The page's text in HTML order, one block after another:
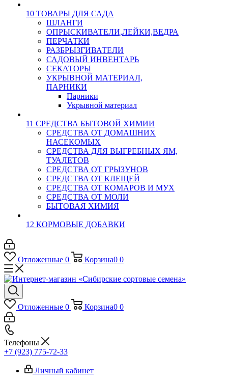
10 ТОВАРЫ ДЛЯ САДА
ШЛАНГИ
ОПРЫСКИВАТЕЛИ,ЛЕЙКИ,ВЕДРА
ПЕРЧАТКИ
РАЗБРЫЗГИВАТЕЛИ
САДОВЫЙ ИНВЕНТАРЬ
СЕКАТОРЫ
УКРЫВНОЙ МАТЕРИАЛ,
ПАРНИКИ
Парники
Укрывной материал
11 СРЕДСТВА БЫТОВОЙ ХИМИИ
СРЕДСТВА ОТ ДОМАШНИХ
НАСЕКОМЫХ
СРЕДСТВА ДЛЯ ВЫГРЕБНЫХ ЯМ,
ТУАЛЕТОВ
СРЕДСТВА ОТ ГРЫЗУНОВ
СРЕДСТВА ОТ КЛЕЩЕЙ
СРЕДСТВА ОТ КОМАРОВ И МУХ
СРЕДСТВА ОТ МОЛИ
БЫТОВАЯ ХИМИЯ
12 КОРМОВЫЕ ДОБАВКИ
Отложенные 0 Корзина0 0
Отложенные 0 Корзина0 0
Телефоны
+7 (923) 775-72-33
Личный кабинет